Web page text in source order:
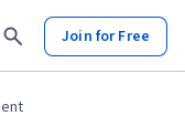
Join for Free